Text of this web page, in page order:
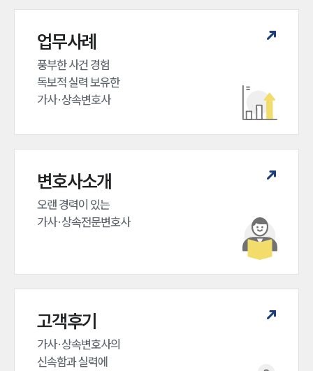
업무사례
풍부한 사건 경험
독보적 실력 보유한
가사·상속변호사
변호사소개
오랜 경력이 있는
가사·상속전문변호사
고객후기
가사·상속변호사의
신속함과 실력에